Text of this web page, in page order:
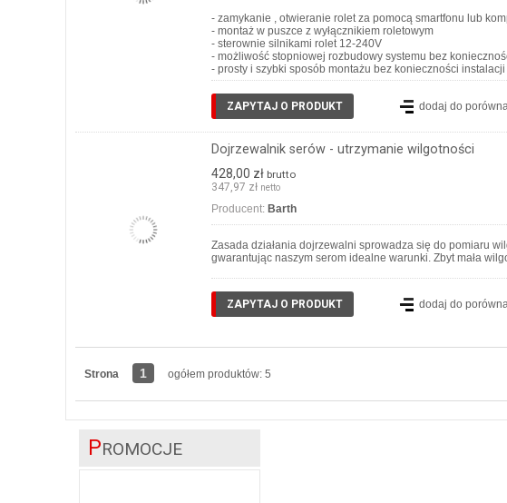
- zamykanie , otwieranie rolet za pomocą smartfonu lub
- montaż w puszce z wyłącznikiem roletowym
- sterownie silnikami rolet 12-240V
- możliwość stopniowej rozbudowy systemu bez
- prosty i szybki sposób montażu bez konieczności
ZAPYTAJ O PRODUKT dodaj do
Dojrzewalnik serów - utrzymanie wilgotności
428,00 zł brutto
347,97 zł netto
Producent: Barth
Zasada działania dojrzewalni sprowadza się do pomiaru
gwarantując naszym serom idealne warunki. Zbyt mała
ZAPYTAJ O PRODUKT dodaj do
Strona 1 ogółem produktów: 5
PROMOCJE